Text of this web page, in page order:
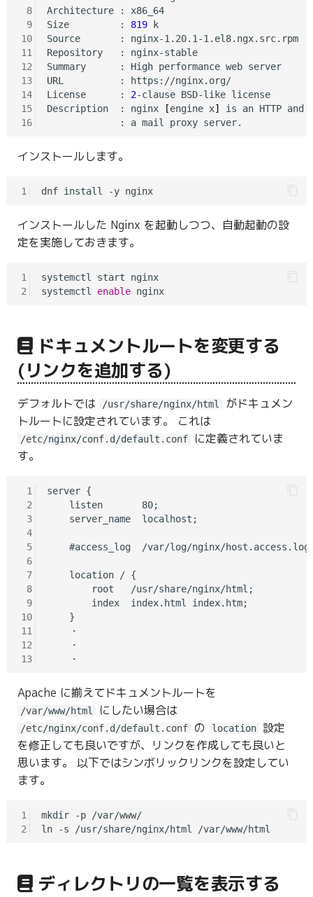
8
9
10
11
12
13
14
15
16
Architecture : x86_64
Size         : 819 k
Source       : nginx-1.20.1-1.el8.ngx.src.rpm
Repository   : nginx-stable
Summary      : High performance web server
URL          : https://nginx.org/
License      : 2-clause BSD-like license
Description  : nginx
[engine x]
is an HTTP
インストールします。
1 dnf install -y nginx
インストールした Nginx を起動しつつ、自動起動の設
定を実施しておきます。
1
2
systemctl start nginx
systemctl enable nginx
ドキュメントルートを変更する
(リンクを追加する)
デフォルトでは /usr/share/nginx/html
がドキュメン
トルートに設定されています。 これは
/etc/nginx/conf.d/default.conf
に定義されていま
す。
1
2
3
4
5
6
7
8
9
10
11
12
13
server {
    listen       80;
    server_name  localhost;
#access_log  /var/log/nginx/host.access.log
    location / {
        root   /usr/share/nginx/html;
        index  index.html index.htm;
    }
    ・
    ・
Apache に揃えてドキュメントルートを
/var/www/html にしたい場合は
/etc/nginx/conf.d/default.conf の location
設定
を修正しても良いですが、リンクを作成しても良いと
思います。 以下ではシンボリックリンクを設定してい
ます。
1
2
mkdir -p /var/www/
ディレクトリの一覧を表示する